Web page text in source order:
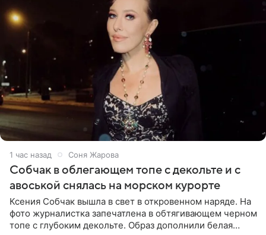
1 час назад Соня Жарова
Собчак в облегающем топе с декольте и с
авоськой снялась на морском курорте
Ксения Собчак вышла в свет в откровенном наряде. На
фото журналистка запечатлена в обтягивающем черном
топе с глубоким декольте. Образ дополнили белая